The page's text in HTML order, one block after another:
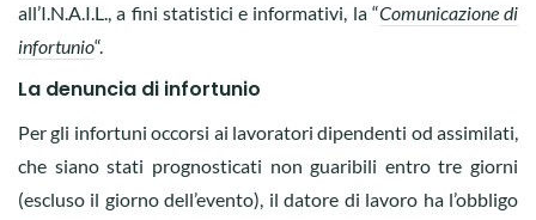
all’I.N.A.I.L., a fini statistici e informativi, la “Comunicazione di
infortunio“.
La denuncia di infortunio
Per gli infortuni occorsi ai lavoratori dipendenti od assimilati,
che siano stati prognosticati non guaribili entro tre giorni
(escluso il giorno dell’evento), il datore di lavoro ha l’obbligo